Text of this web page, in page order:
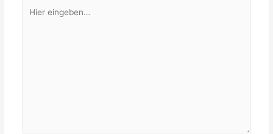
eingeben…